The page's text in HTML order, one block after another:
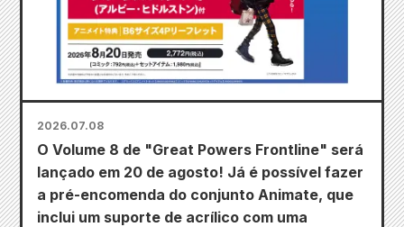
2026.07.08
O Volume 8 de "Great Powers Frontline" será
lançado em 20 de agosto! Já é possível fazer
a pré-encomenda do conjunto Animate, que
inclui um suporte de acrílico com uma